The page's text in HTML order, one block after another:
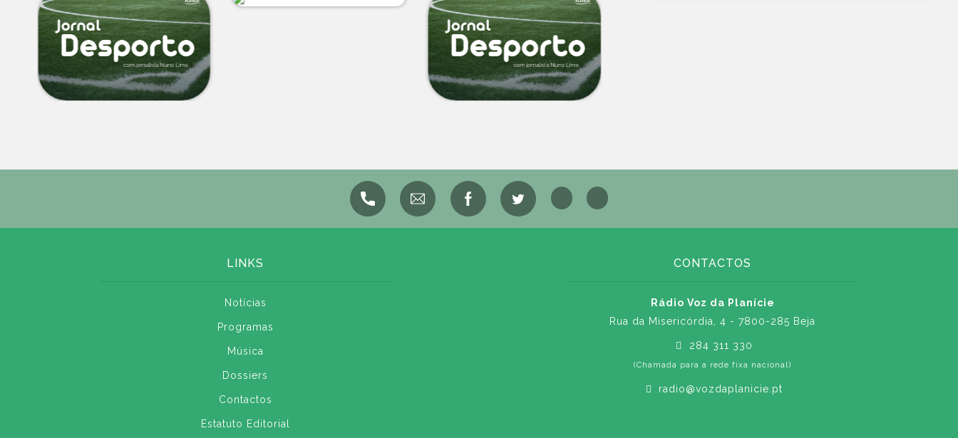
LINKS
Notícias
Programas
Música
Dossiers
Contactos
Estatuto Editorial
CONTACTOS
Rádio Voz da Planície
Rua da Misericórdia, 4 - 7800-285 Beja
284 311 330
(Chamada para a rede fixa nacional)
radio@vozdaplanicie.pt